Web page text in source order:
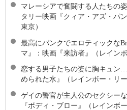
マレーシアで奮闘する人たちの
タリー映画『クィア・アズ・パ
東京）
最高にパンクでエロティックな
マ』：映画『来訪者』（レイン
恋する男子たちの姿に胸キュン
められた水』（レインボー・リー
ゲイの警官が主人公のセクシー
『ボディ・ブロー』（レインボ